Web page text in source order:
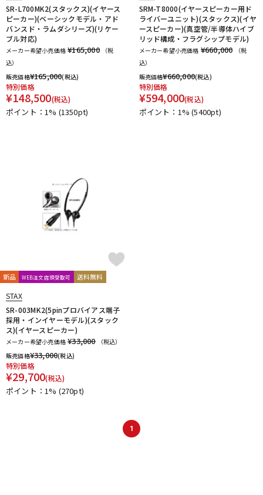
SR-L700MK2(スタックス)(イヤース
ピーカー)(ベーシックモデル・アド
バンスド・ラムダシリーズ)(リケー
ブル対応)
メーカー希望小売価格 ¥165,000
（税
込）
販売価格¥165,000(税込)
特別価格
¥148,500(税込)
ポイント：1% (1350pt)
SRM-T8000(イヤースピーカー用ド
ライバーユニット)(スタックス)(イヤ
ースピーカー)(真空管/半導体ハイブ
リッド構成・フラグシップモデル)
メーカー希望小売価格 ¥660,000
（税
込）
販売価格¥660,000(税込)
特別価格
¥594,000(税込)
ポイント：1%(5400pt)
新品 WEB注文店頭受取可 送料無料
STAX
SR-003MK2(5pinプロバイアス端子
採用・インイヤーモデル)(スタック
ス)(イヤースピーカー)
メーカー希望小売価格 ¥33,000
（税込）
販売価格¥33,000(税込)
特別価格
¥29,700(税込)
ポイント：1% (270pt)
1